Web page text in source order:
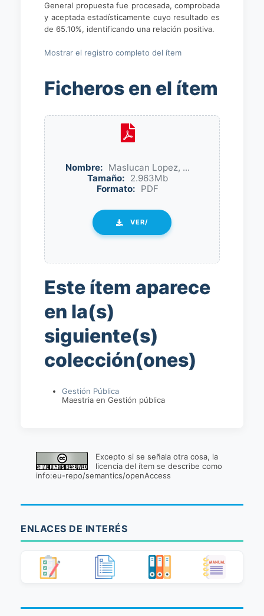
General propuesta fue procesada, comprobada
y aceptada estadísticamente cuyo resultado es
de 65.10%, identificando una relación positiva.
Mostrar el registro completo del ítem
Ficheros en el ítem
Nombre: Maslucan Lopez, ...
Tamaño: 2.963Mb
Formato: PDF
VER/
Este ítem aparece
en la(s)
siguiente(s)
colección(ones)
Gestión Pública
Maestria en Gestión pública
Excepto si se señala otra cosa, la
licencia del ítem se describe como
info:eu-repo/semantics/openAccess
ENLACES DE INTERÉS